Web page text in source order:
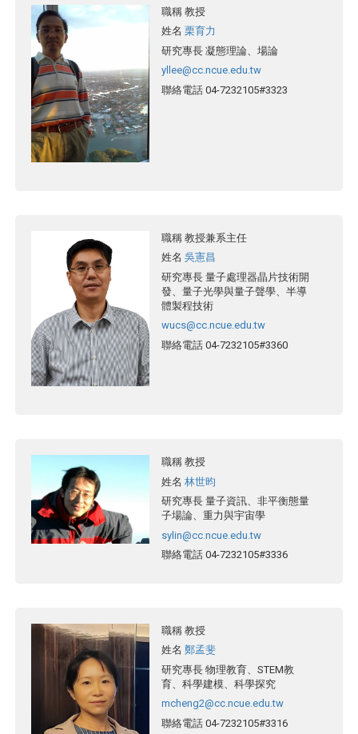
職稱 教授
姓名 栗育力
研究專長 凝態理論、場論
yllee@cc.ncue.edu.tw
聯絡電話 04-7232105#3323
職稱 教授兼系主任
姓名 吳憲昌
研究專長 量子處理器晶片技術開
發、量子光學與量子聲學、半導
體製程技術
wucs@cc.ncue.edu.tw
聯絡電話 04-7232105#3360
職稱 教授
姓名 林世昀
研究專長 量子資訊、非平衡態量
子場論、重力與宇宙學
sylin@cc.ncue.edu.tw
聯絡電話 04-7232105#3336
職稱 教授
姓名 鄭孟斐
研究專長 物理教育、STEM教
育、科學建模、科學探究
mcheng2@cc.ncue.edu.tw
聯絡電話 04-7232105#3316